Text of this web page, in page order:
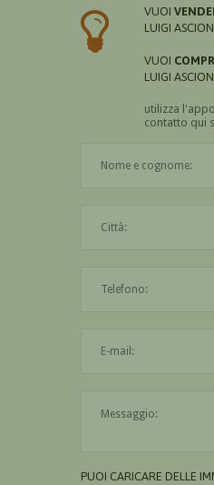
VUOI
LUIGI
VUOI
LUIGI
utilizza
contatto qui
PUOI CARICARE DELLE